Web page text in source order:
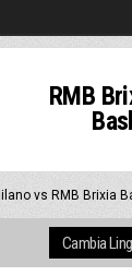
RMB
vs RMB Brixia